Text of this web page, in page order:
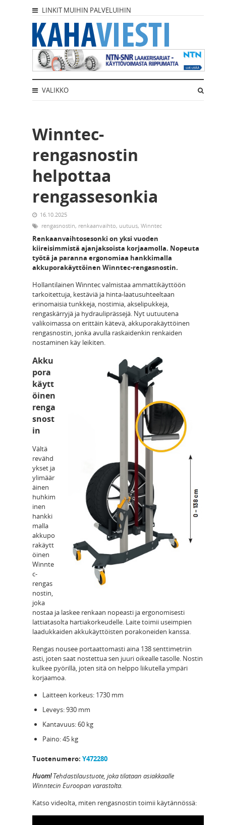
LINKIT MUIHIN PALVELUIHIN
VALIKKO
Winntec-
rengasnostin
helpottaa
rengassesonkia
16.10.2025
rengasnostin, renkaanvaihto, uutuus, Winntec
Renkaanvaihtosesonki on yksi vuoden
kiireisimmistä ajanjaksoista korjaamolla. Nopeuta
työtä ja paranna ergonomiaa hankkimalla
akkuporakäyttöinen Winntec-rengasnostin.
Hollantilainen Winntec valmistaa ammattikäyttöön
tarkoitettuja, kestäviä ja hinta-laatusuhteeltaan
erinomaisia tunkkeja, nostimia, akselipukkeja,
rengaskärryjä ja hydrauliprässejä. Nyt uutuutena
valikoimassa on erittäin kätevä, akkuporakäyttöinen
rengasnostin, jonka avulla raskaidenkin renkaiden
nostaminen käy leikiten.
Akku
pora
käytt
öinen
renga
snost
in
Vältä
revähd
ykset ja
ylimäär
äinen
huhkim
inen
hankki
malla
akkupo
rakäytt
öinen
Winnte
c-
rengas
nostin,
joka
nostaa ja laskee renkaan nopeasti ja ergonomisesti
lattiatasolta hartiakorkeudelle. Laite toimii useimpien
laadukkaiden akkukäyttöisten porakoneiden kanssa.
Rengas nousee portaattomasti aina 138 senttimetriin
asti, joten saat nostettua sen juuri oikealle tasolle. Nostin
kulkee pyörillä, joten sitä on helppo liikutella ympäri
korjaamoa.
Laitteen korkeus: 1730 mm
Leveys: 930 mm
Kantavuus: 60 kg
Paino: 45 kg
Tuotenumero: Y472280
Huom!Tehdastilaustuote, joka tilataan asiakkaalle
Winntecin Euroopan varastolta.
Katso videolta, miten rengasnostin toimii käytännössä: